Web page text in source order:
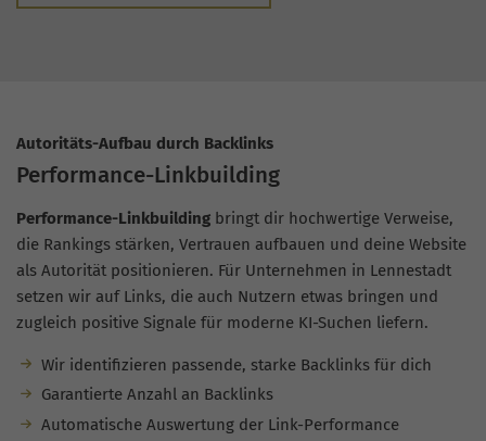
Autoritäts-Aufbau durch Backlinks
Performance-Linkbuilding
Performance-Linkbuilding bringt dir hochwertige Verweise,
die Rankings stärken, Vertrauen aufbauen und deine Website
als Autorität positionieren. Für Unternehmen in Lennestadt
setzen wir auf Links, die auch Nutzern etwas bringen und
zugleich positive Signale für moderne KI-Suchen liefern.
Wir identifizieren passende, starke Backlinks für dich
Garantierte Anzahl an Backlinks
Automatische Auswertung der Link-Performance